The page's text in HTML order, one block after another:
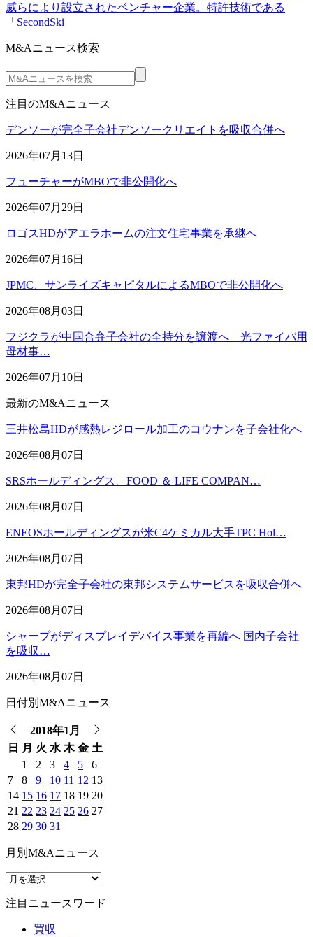
威らにより設立されたベンチャー企業。特許技術である
「SecondSki
M&Aニュース検索
注目のM&Aニュース
デンソーが完全子会社デンソークリエイトを吸収合併へ
2026年07月13日
フューチャーがMBOで非公開化へ
2026年07月29日
ロゴスHDがアエラホームの注文住宅事業を承継へ
2026年07月16日
JPMC、サンライズキャピタルによるMBOで非公開化へ
2026年08月03日
フジクラが中国合弁子会社の全持分を譲渡へ 光ファイバ用
母材事…
2026年07月10日
最新のM&Aニュース
三井松島HDが感熱レジロール加工のコウナンを子会社化へ
2026年08月07日
SRSホールディングス、FOOD ＆ LIFE COMPAN…
2026年08月07日
ENEOSホールディングスが米C4ケミカル大手TPC Hol…
2026年08月07日
東邦HDが完全子会社の東邦システムサービスを吸収合併へ
2026年08月07日
シャープがディスプレイデバイス事業を再編へ 国内子会社
を吸収…
2026年08月07日
日付別M&Aニュース
2018年1月
日
月 火 水 木 金 土
1
2 3 4 5
6
7
8 9 10 11 12 13
14 15 16 17 18 19 20
21 22 23 24 25 26 27
28 29 30 31
月別M&Aニュース
注目ニュースワード
買収